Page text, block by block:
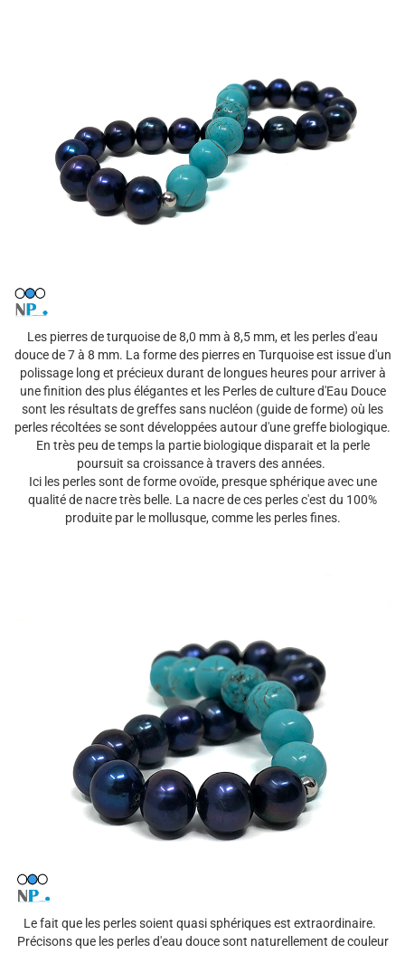
Les pierres de turquoise de 8,0 mm à 8,5 mm, et les perles d'eau
douce de 7 à 8 mm. La forme des pierres en Turquoise est issue d'un
polissage long et précieux durant de longues heures pour arriver à
une finition des plus élégantes et les Perles de culture d'Eau Douce
sont les résultats de greffes sans nucléon (guide de forme) où les
perles récoltées se sont développées autour d'une greffe biologique.
En très peu de temps la partie biologique disparait et la perle
poursuit sa croissance à travers des années.
Ici les perles sont de forme ovoïde, presque sphérique avec une
qualité de nacre très belle. La nacre de ces perles c'est du 100%
produite par le mollusque, comme les perles fines.
Le fait que les perles soient quasi sphériques est extraordinaire.
Précisons que les perles d'eau douce sont naturellement de couleur